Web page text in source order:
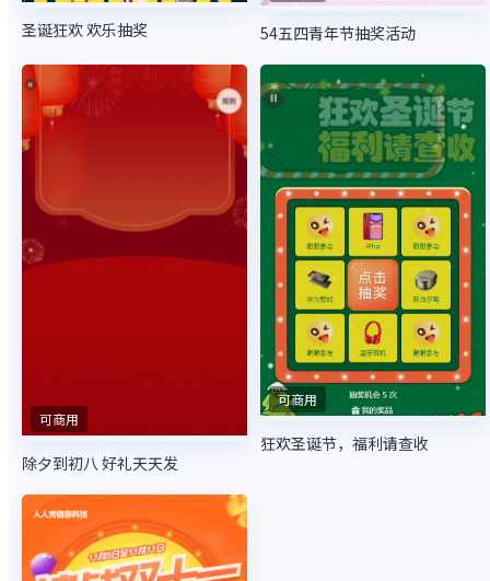
圣诞狂欢 欢乐抽奖 54五四青年节抽奖活动
可商用
除夕到初八 好礼天天发
可商用
狂欢圣诞节，福利请查收